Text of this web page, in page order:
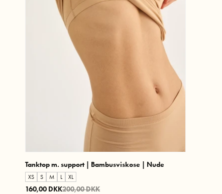
Tanktop m. support | Bambusviskose | Nude
XS S M L XL
160,00 DKK200,00 DKK